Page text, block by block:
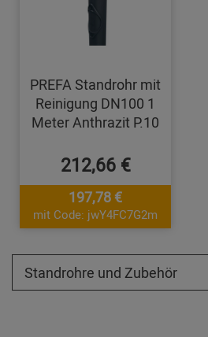
PREFA Standrohr mit
Reinigung DN100 1
Meter Anthrazit P.10
212,66 €
197,78 €
mit Code: jwY4FC7G2m
Standrohre und Zubehör